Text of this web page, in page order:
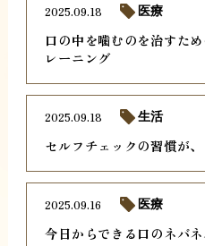
口の中を噛むのを治すた
レーニング
2025.09.18 医療
セルフチェックの習慣が
2025.09.18 生活
今日からできる口のネバ
2025.09.16 医療